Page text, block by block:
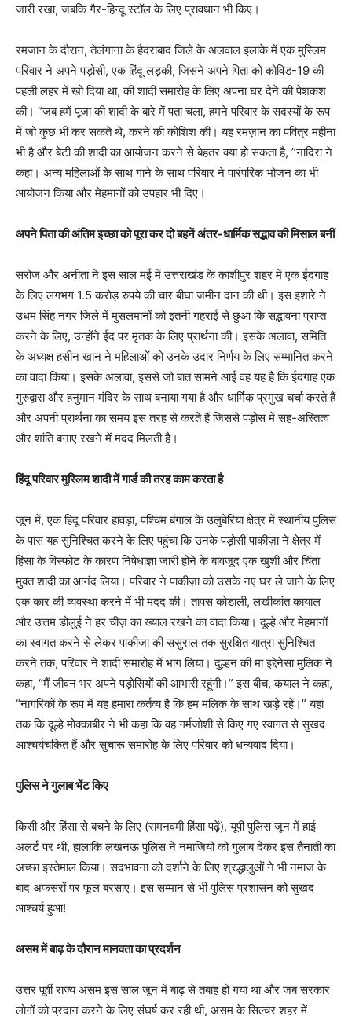
जारी रखा, जबकि गैर-हिन्दू स्टॉल के लिए प्रावधान भी किए।
रमजान के दौरान, तेलंगाना के हैदराबाद जिले के अलवाल इलाके में एक मुस्लिम
परिवार ने अपने पड़ोसी, एक हिंदू लड़की, जिसने अपने पिता को कोविड-19 की
पहली लहर में खो दिया था, की शादी समारोह के लिए अपना घर देने की पेशकश
की। “जब हमें पूजा की शादी के बारे में पता चला, हमने परिवार के सदस्यों के रूप
में जो कुछ भी कर सकते थे, करने की कोशिश की। यह रमज़ान का पवित्र महीना
भी है और बेटी की शादी का आयोजन करने से बेहतर क्या हो सकता है, ”नादिरा ने
कहा। अन्य महिलाओं के साथ गाने के साथ परिवार ने पारंपरिक भोजन का भी
आयोजन किया और मेहमानों को उपहार भी दिए।
अपने पिता की अंतिम इच्छा को पूरा कर दो बहनें अंतर-धार्मिक सद्भाव की मिसाल बनीं
सरोज और अनीता ने इस साल मई में उत्तराखंड के काशीपुर शहर में एक ईदगाह
के लिए लगभग 1.5 करोड़ रुपये की चार बीघा जमीन दान की थी। इस इशारे ने
उधम सिंह नगर जिले में मुसलमानों को इतनी गहराई से छुआ कि सद्भावना प्राप्त
करने के लिए, उन्होंने ईद पर मृतक के लिए प्रार्थना की। इसके अलावा, समिति
के अध्यक्ष हसीन खान ने महिलाओं को उनके उदार निर्णय के लिए सम्मानित करने
का वादा किया। इसके अलावा, इससे जो बात सामने आई वह यह है कि ईदगाह एक
गुरुद्वारा और हनुमान मंदिर के साथ बनाया गया है और धार्मिक प्रमुख चर्चा करते हैं
और अपनी प्रार्थना का समय इस तरह से करते हैं जिससे पड़ोस में सह-अस्तित्व
और शांति बनाए रखने में मदद मिलती है।
हिंदू परिवार मुस्लिम शादी में गार्ड की तरह काम करता है
जून में, एक हिंदू परिवार हावड़ा, पश्चिम बंगाल के उलुबेरिया क्षेत्र में स्थानीय पुलिस
के पास यह सुनिश्चित करने के लिए पहुंचा कि उनके पड़ोसी पाकीज़ा ने क्षेत्र में
हिंसा के विस्फोट के कारण निषेधाज्ञा जारी होने के बावजूद एक खुशी और चिंता
मुक्त शादी का आनंद लिया। परिवार ने पाकीज़ा को उसके नए घर ले जाने के लिए
एक कार की व्यवस्था करने में भी मदद की। तापस कोडाली, लखीकांत कायाल
और उत्तम डोलुई ने हर चीज़ का ख्याल रखने का वादा किया। दूल्हे और मेहमानों
का स्वागत करने से लेकर पाकीजा की ससुराल तक सुरक्षित यात्रा सुनिश्चित
करने तक, परिवार ने शादी समारोह में भाग लिया। दुल्हन की मां इद्देनेसा मुलिक ने
कहा, “मैं जीवन भर अपने पड़ोसियों की आभारी रहूंगी।” इस बीच, कयाल ने कहा,
“नागरिकों के रूप में यह हमारा कर्तव्य है कि हम मलिक के साथ खड़े रहें।” यहां
तक कि दूल्हे मोक्काबीर ने भी कहा कि वह गर्मजोशी से किए गए स्वागत से सुखद
आश्चर्यचकित हैं और सुचारू समारोह के लिए परिवार को धन्यवाद दिया।
पुलिस ने गुलाब भेंट किए
किसी और हिंसा से बचने के लिए (रामनवमी हिंसा पढ़ें), यूपी पुलिस जून में हाई
अलर्ट पर थी, हालांकि लखनऊ पुलिस ने नमाजियों को गुलाब देकर इस तैनाती का
अच्छा इस्तेमाल किया। सदभावना को दर्शाने के लिए श्रद्धालुओं ने भी नमाज के
बाद अफसरों पर फूल बरसाए। इस सम्मान से भी पुलिस प्रशासन को सुखद
आश्चर्य हुआ!
असम में बाढ़ के दौरान मानवता का प्रदर्शन
उत्तर पूर्वी राज्य असम इस साल जून में बाढ़ से तबाह हो गया था और जब सरकार
लोगों को प्रदान करने के लिए संघर्ष कर रही थी, असम के सिल्चर शहर में